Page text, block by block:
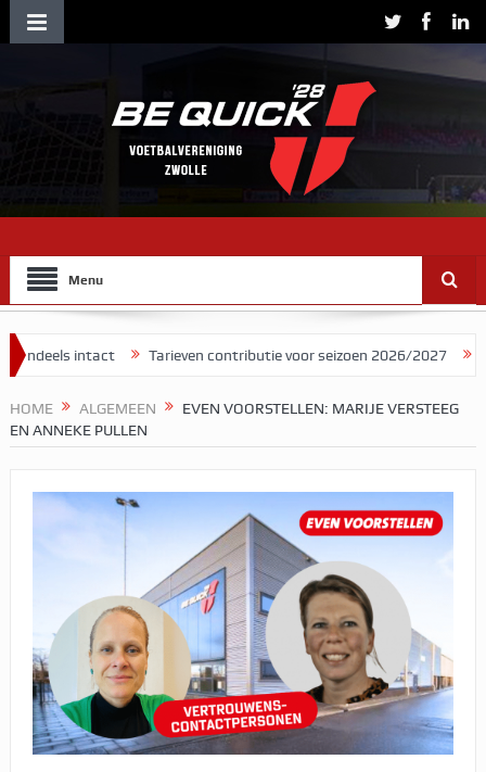
Menu
Tarieven contributie voor seizoen 2026/2027 Herman Brood
HOME ALGEMEEN
EVEN VOORSTELLEN: MARIJE VERSTEEG
EN ANNEKE PULLEN